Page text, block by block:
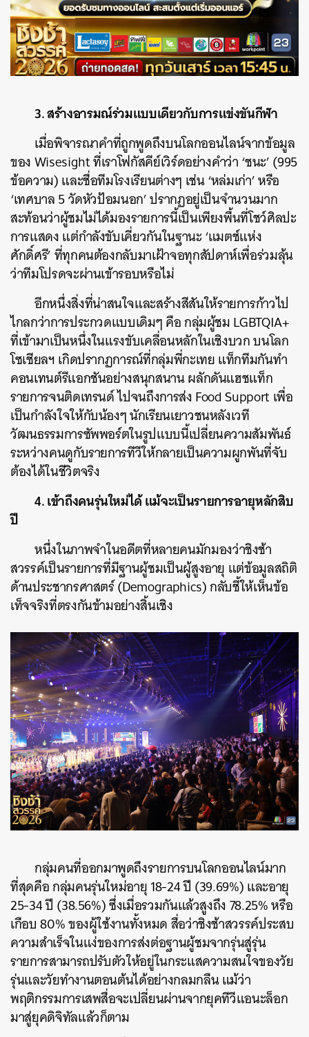
3. สร้างอารมณ์ร่วมแบบเดียวกับการแข่งขันกีฬา
เมื่อพิจารณาคำที่ถูกพูดถึงบนโลกออนไลน์จากข้อมูล
ของ Wisesight ที่เราโฟกัสคีย์เวิร์ดอย่างคำว่า ‘ชนะ’ (995
ข้อความ) และชื่อทีมโรงเรียนต่างๆ เช่น ‘หล่มเก่า’ หรือ
‘เทศบาล 5 วัดหัวป้อมนอก’ ปรากฏอยู่เป็นจำนวนมาก
สะท้อนว่าผู้ชมไม่ได้มองรายการนี้เป็นเพียงพื้นที่โชว์ศิลปะ
การแสดง แต่กำลังขับเคี่ยวกันในฐานะ ‘แมตช์แห่ง
ศักดิ์ศรี’ ที่ทุกคนต้องกลับมาเฝ้าจอทุกสัปดาห์เพื่อร่วมลุ้น
ว่าทีมโปรดจะผ่านเข้ารอบหรือไม่
อีกหนึ่งสิ่งที่น่าสนใจและสร้างสีสันให้รายการก้าวไป
ไกลกว่าการประกวดแบบเดิมๆ คือ กลุ่มผู้ชม LGBTQIA+
ที่เข้ามาเป็นหนึ่งในแรงขับเคลื่อนหลักในเชิงบวก บนโลก
โซเชียลฯ เกิดปรากฏการณ์ที่กลุ่มพี่กะเทย แท็กทีมกันทำ
คอนเทนต์รีแอกชันอย่างสนุกสนาน ผลักดันแฮชแท็ก
รายการจนติดเทรนด์ ไปจนถึงการส่ง Food Support เพื่อ
เป็นกำลังใจให้กับน้องๆ นักเรียนเยาวชนหลังเวที
วัฒนธรรมการซัพพอร์ตในรูปแบบนี้เปลี่ยนความสัมพันธ์
ระหว่างคนดูกับรายการทีวีให้กลายเป็นความผูกพันที่จับ
ต้องได้ในชีวิตจริง
4. เข้าถึงคนรุ่นใหม่ได้ แม้จะเป็นรายการอายุหลักสิบ
ปี
หนึ่งในภาพจำในอดีตที่หลายคนมักมองว่าชิงช้า
สวรรค์เป็นรายการที่มีฐานผู้ชมเป็นผู้สูงอายุ แต่ข้อมูลสถิติ
ด้านประชากรศาสตร์ (Demographics) กลับชี้ให้เห็นข้อ
เท็จจริงที่ตรงกันข้ามอย่างสิ้นเชิง
กลุ่มคนที่ออกมาพูดถึงรายการบนโลกออนไลน์มาก
ที่สุดคือ กลุ่มคนรุ่นใหม่อายุ 18-24 ปี (39.69%) และอายุ
25-34 ปี (38.56%) ซึ่งเมื่อรวมกันแล้วสูงถึง 78.25% หรือ
เกือบ 80% ของผู้ใช้งานทั้งหมด สื่อว่าชิงช้าสวรรค์ประสบ
ความสำเร็จในแง่ของการส่งต่อฐานผู้ชมจากรุ่นสู่รุ่น
รายการสามารถปรับตัวให้อยู่ในกระแสความสนใจของวัย
รุ่นและวัยทำงานตอนต้นได้อย่างกลมกลืน แม้ว่า
พฤติกรรมการเสพสื่อจะเปลี่ยนผ่านจากยุคทีวีแอนะล็อก
มาสู่ยุคดิจิทัลแล้วก็ตาม
ค้นหา